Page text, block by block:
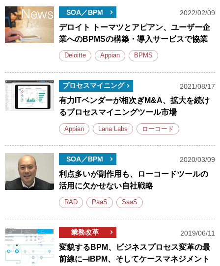
SOA／BPM 2022/02/09
デロイト トーマツとアピアン、ユーザー企
業へのBPMSの構築・導入サービスで協業
Deloitte Appian BPMS
プロセスマイニング 2021/08/17
有力ITベンダーが相次ぎM&A、拡大を続け
るプロセスマイニングツール市場
Appian Lana Labs ローコード
SOA／BPM 2020/03/09
利点多いが副作用も、ローコードツールの
活用に欠かせない自社戦略
RAD PaaS SaaS
業務改革 2019/06/11
変貌するBPM、ビジネスプロセス変革の最
前線に─iBPM、そしてケースマネジメント